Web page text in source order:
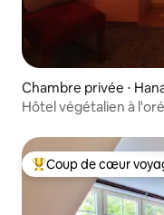
Chambre privée ⋅
Hôtel végétalien à
Coups de cœur
Coup de cœur